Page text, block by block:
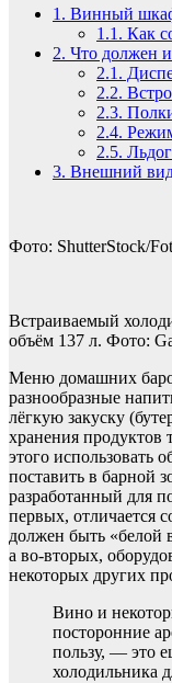
1. Винный
1.1. Как
2. Что должен
2.1.
2.2.
2.3.
2.4.
2.5.
3. Внешний
Фото: ShutterStock/
Встраиваемый
объём 137 л. Фото:
Меню домашних
разнообразные
лёгкую закус­ку
хранения продуктов
этого использовать
поставить в барной
разработанный для
первых, отличается
должен быть «белой
а во-вторых,
некоторых других
Вино и
посторонние
пользу, — это
холодильника